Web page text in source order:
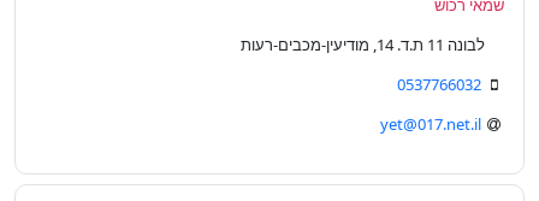
שמאי רכוש
לבונה 11 ת.ד. 14, מודיעין-מכבים-רעות
0537766032
yet@017.net.il